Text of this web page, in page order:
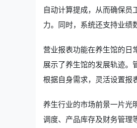
自动计算提成，从而确保员
力。同时，系统还支持业绩
营业报表功能在养生馆的日
展示了养生馆的发展轨迹。
根据自身需求，灵活设置报
养生行业的市场前景一片光
调度、产品库存及财务管理